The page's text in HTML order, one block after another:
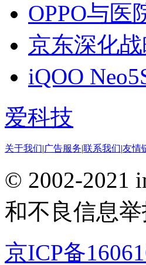
OPPO与医
京东深化
iQOO
爱科技
关于我们|广告服务|联系我们|友情
© 2002-2021
和不良信息举
京ICP备